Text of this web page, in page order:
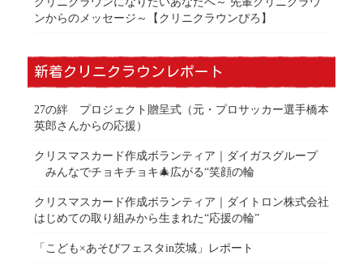
ンからのメッセージ～【クリニクラウンぴろ】
新着クリニクラウンレポート
27の絆 プロジェクト贈呈式（元・プロサッカー選手橋本
英郎さんからの応援）
クリスマスカード作成ボランティア｜ダイガスグループ
みんなでチョキチョキ🎄広がる“笑顔の輪
クリスマスカード作成ボランティア｜ダイトロン株式会社
はじめての取り組みから生まれた“応援の輪”
「こども×あそびフェスタin茨城」レポート